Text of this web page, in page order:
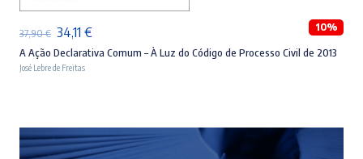
37,90€ O
preço
original
34,11 €O
preço
10%
A Ação Declarativa Comum – À Luz do Código de Processo Civil de 2013
José Lebre de Freitas